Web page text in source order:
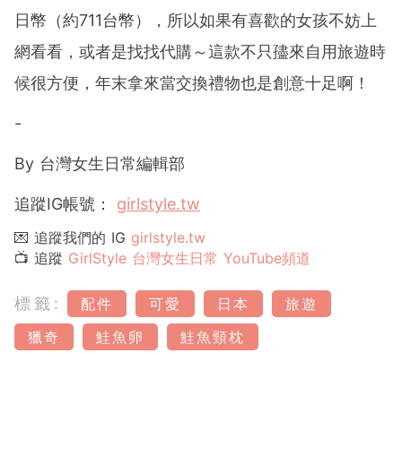
日幣（約711台幣），所以如果有喜歡的女孩不妨上
網看看，或者是找找代購～這款不只孻來自用旅遊時
候很方便，年末拿來當交換禮物也是創意十足啊！
-
By 台灣女生日常編輯部
追蹤IG帳號： girlstyle.tw
💌 追蹤我們的 IG girlstyle.tw
📺 追蹤 GirlStyle 台灣女生日常 YouTube頻道
標籤: 配件 可愛 日本
旅遊
獵奇
鮭魚卵 鮭魚頸枕